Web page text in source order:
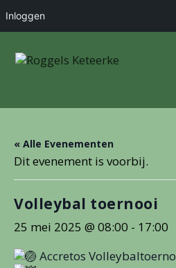
Inloggen
« Alle Evenementen
Dit evenement is voorbij.
Volleybal toernooi
25 mei 2025 @ 08:00 - 17:00
Accretos